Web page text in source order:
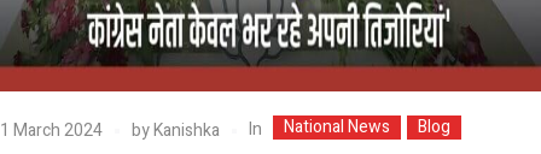
1 March 2024 byKanishka In National News Blog